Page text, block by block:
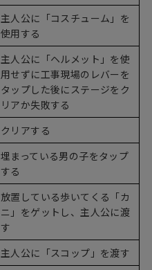
主人公に「コスチューム」を
使用する
主人公に「ヘルメット」を使
用せずに工事現場のレバーを
タップした後にステージをク
リアか失敗する
クリアする
埋まっている男の子をタップ
する
放置している歩いてくる「カ
ニ」をゲットし、主人公に渡
す
主人公に「スコップ」を渡す